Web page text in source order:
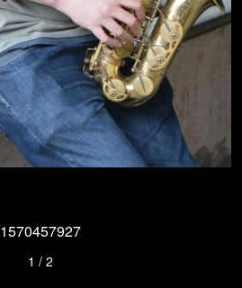
1570457927
1 / 2